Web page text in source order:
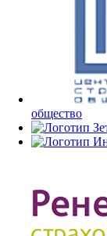
общество